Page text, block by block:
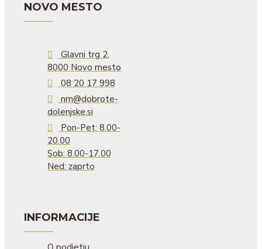
NOVO MESTO
Glavni trg 2,
8000 Novo mesto
08 20 17 998
nm@dobrote-
dolenjske.si
Pon-Pet: 8.00-
20.00
Sob: 8.00-17.00
Ned: zaprto
INFORMACIJE